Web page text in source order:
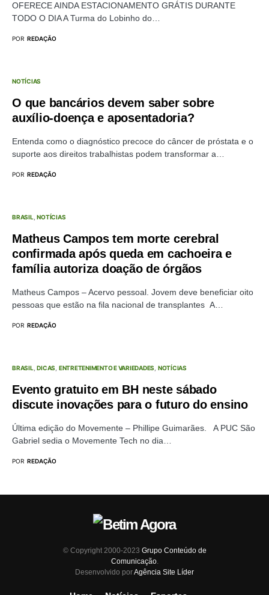
OFERECE AINDA ESTACIONAMENTO GRÁTIS DURANTE
TODO O DIA A Turma do Lobinho do…
POR REDAÇÃO
NOTÍCIAS
O que bancários devem saber sobre
auxílio-doença e aposentadoria?
Entenda como o diagnóstico precoce do câncer de próstata e o
suporte aos direitos trabalhistas podem transformar a…
POR REDAÇÃO
BRASIL NOTÍCIAS
Matheus Campos tem morte cerebral
confirmada após queda em cachoeira e
família autoriza doação de órgãos
Matheus Campos – Acervo pessoal. Jovem deve beneficiar oito
pessoas que estão na fila nacional de transplantes A…
POR REDAÇÃO
BRASIL DICAS ENTRETENIMENTO E VARIEDADES NOTÍCIAS
Evento gratuito em BH neste sábado
discute inovações para o futuro do ensino
Última edição do Movemente – Phillipe Guimarães. A PUC São
Gabriel sedia o Movemente Tech no dia…
POR REDAÇÃO
© Copyright 2000-2023 Grupo Conteúdo de
Comunicação.
Desenvolvido porAgência Site Líder